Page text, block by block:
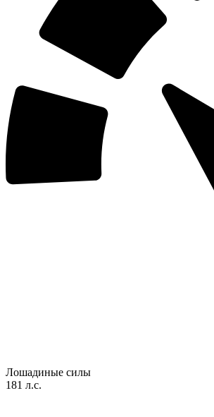
Лошадиные силы
181 л.с.